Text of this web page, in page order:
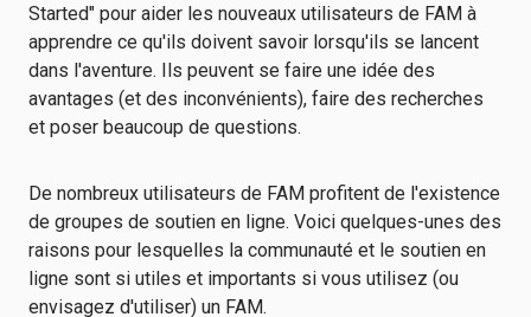
Started" pour aider les nouveaux utilisateurs de FAM à
apprendre ce qu'ils doivent savoir lorsqu'ils se lancent
dans l'aventure. Ils peuvent se faire une idée des
avantages (et des inconvénients), faire des recherches
et poser beaucoup de questions.
De nombreux utilisateurs de FAM profitent de l'existence
de groupes de soutien en ligne. Voici quelques-unes des
raisons pour lesquelles la communauté et le soutien en
ligne sont si utiles et importants si vous utilisez (ou
envisagez d'utiliser) un FAM.